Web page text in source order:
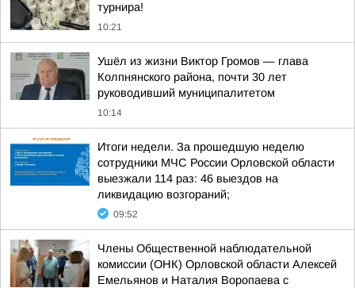
турнира!
10:21
Ушёл из жизни Виктор Громов — глава
Колпнянского района, почти 30 лет
руководивший муниципалитетом
10:14
Итоги недели. За прошедшую неделю
сотрудники МЧС России Орловской области
выезжали 114 раз: 46 выездов на
ликвидацию возгораний;
09:52
Члены Общественной наблюдательной
комиссии (ОНК) Орловской области Алексей
Емельянов и Наталия Воропаева с